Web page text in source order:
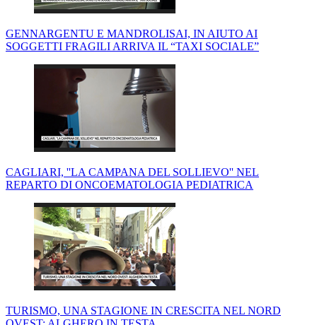
GENNARGENTU E MANDROLISAI, IN AIUTO AI
SOGGETTI FRAGILI ARRIVA IL “TAXI SOCIALE”
CAGLIARI, ''LA CAMPANA DEL SOLLIEVO'' NEL
REPARTO DI ONCOEMATOLOGIA PEDIATRICA
TURISMO, UNA STAGIONE IN CRESCITA NEL NORD